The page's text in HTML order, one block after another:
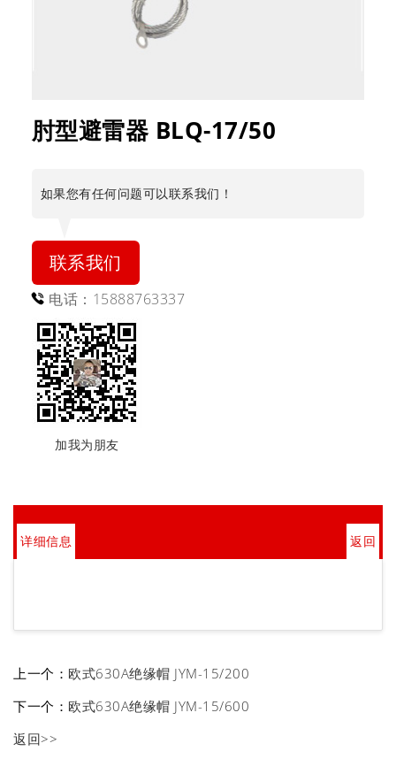
肘型避雷器 BLQ-17/50
如果您有任何问题可以联系我们！
联系我们
电话：15888763337
加我为朋友
详细信息 返回
上一个： 欧式630A绝缘帽 JYM-15/200
下一个： 欧式630A绝缘帽 JYM-15/600
返回>>